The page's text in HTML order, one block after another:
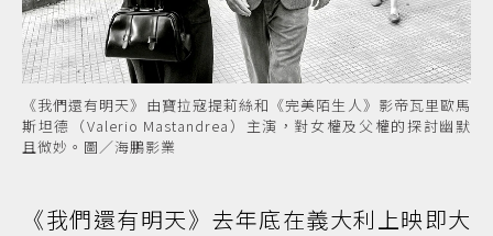
《我們還有明天》由寶拉寇提莉絲和《完美陌生人》影帝瓦里歐馬
斯坦德（Valerio Mastandrea）主演，對女權及父權的探討幽默
且微妙。圖／海鵬影業
《我們還有明天》去年底在義大利上映即大